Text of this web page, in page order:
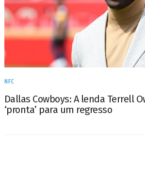
NFC
Dallas Cowboys: A lenda Terrell
‘pronta’ para um regresso